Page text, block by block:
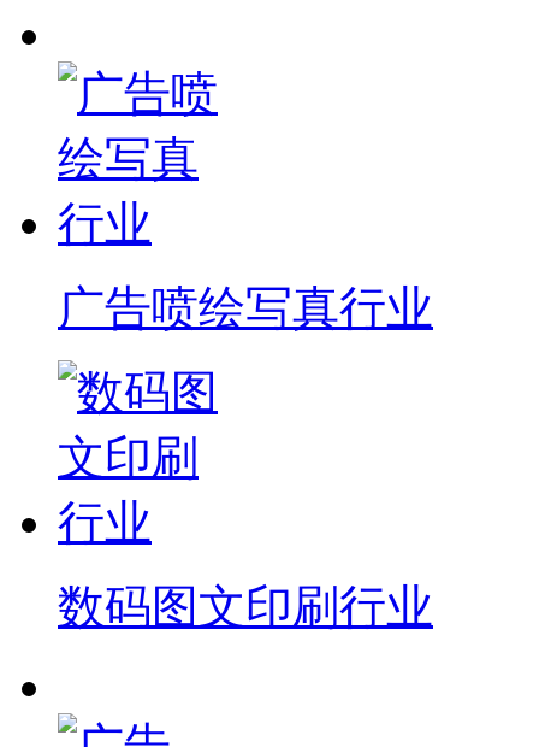
广告喷绘写真行业
数码图文印刷行业